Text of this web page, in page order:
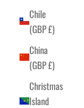
Chile
(GBP £)
China
(GBP £)
Christmas
Island